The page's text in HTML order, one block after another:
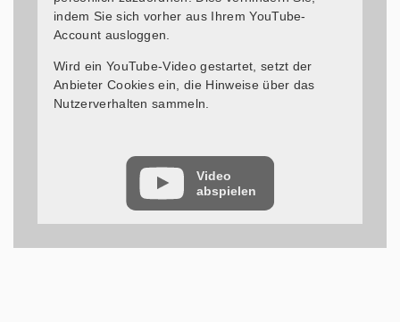
indem Sie sich vorher aus Ihrem YouTube-
Account ausloggen.
Wird ein YouTube-Video gestartet, setzt der
Anbieter Cookies ein, die Hinweise über das
Nutzerverhalten sammeln.
Ads-Programm deaktiviert hat, wird auch beim
Anschauen von YouTube-Videos mit keinen
solchen Cookies rechnen müssen. YouTube legt
aber auch in anderen Cookies nicht-
Möchten Sie dies verhindern, so müssen Sie das
Video
abspielen